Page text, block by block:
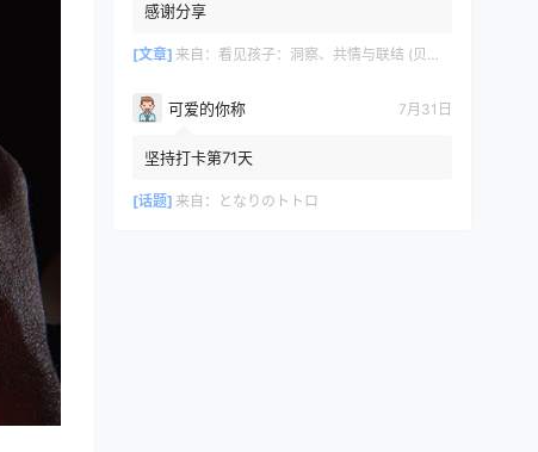
感谢分享
[文章] 来自： 看见孩子：洞察、共情与联结 (贝姬·肯尼迪) (mobi,azw3,epub)
可爱的你称 7月31日
坚持打卡第71天
[话题] 来自： となりのトトロ